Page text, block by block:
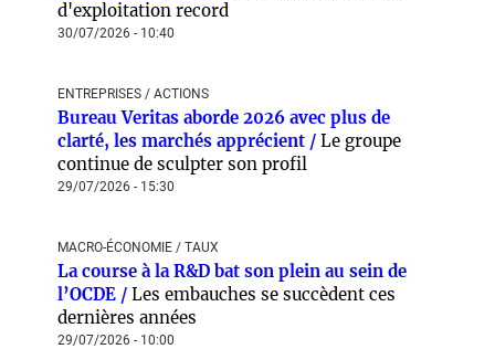
d'exploitation record
30/07/2026 - 10:40
ENTREPRISES / ACTIONS
Bureau Veritas aborde 2026 avec plus de
clarté, les marchés apprécient / Le groupe
continue de sculpter son profil
29/07/2026 - 15:30
MACRO-ÉCONOMIE / TAUX
La course à la R&D bat son plein au sein de
l’OCDE / Les embauches se succèdent ces
dernières années
29/07/2026 - 10:00